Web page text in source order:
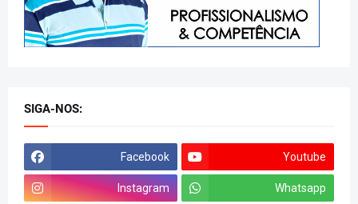
SIGA-NOS:
Facebook Youtube
Instagram Whatsapp